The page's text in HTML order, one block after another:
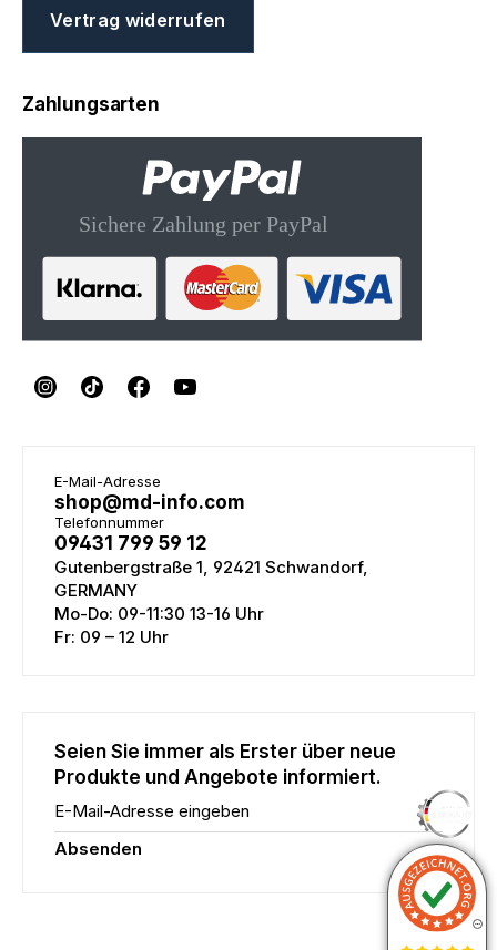
Vertrag widerrufen
Zahlungsarten
E-Mail-Adresse
shop@md-info.com
Telefonnummer
09431 799 59 12
Gutenbergstraße 1, 92421 Schwandorf,
GERMANY
Mo-Do: 09-11:30 13-16 Uhr
Fr: 09 – 12 Uhr
Seien Sie immer als Erster über neue
Produkte und Angebote informiert.
E-Mail-Adresse eingeben
Absenden